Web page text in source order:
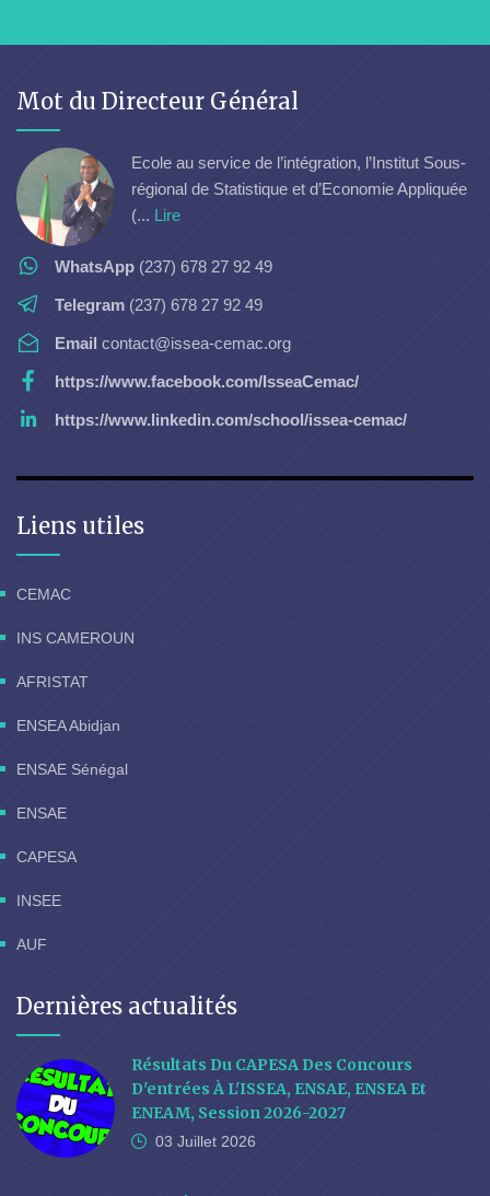
Mot du Directeur Général
Ecole au service de l’intégration, l’Institut Sous-
régional de Statistique et d’Economie Appliquée
(... Lire
WhatsApp (237) 678 27 92 49
Telegram (237) 678 27 92 49
Email contact@issea-cemac.org
https://www.facebook.com/IsseaCemac/
https://www.linkedin.com/school/issea-cemac/
Liens utiles
CEMAC
INS CAMEROUN
AFRISTAT
ENSEA Abidjan
ENSAE Sénégal
ENSAE
CAPESA
INSEE
AUF
Dernières actualités
Résultats Du CAPESA Des Concours
D'entrées À L'ISSEA, ENSAE, ENSEA Et
ENEAM, Session 2026-2027
03 Juillet 2026